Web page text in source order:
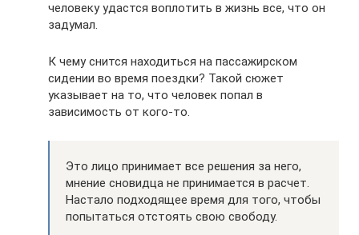
человеку удастся воплотить в жизнь все, что он
задумал.
К чему снится находиться на пассажирском
сидении во время поездки? Такой сюжет
указывает на то, что человек попал в
зависимость от кого-то.
Это лицо принимает все решения за него,
мнение сновидца не принимается в расчет.
Настало подходящее время для того, чтобы
попытаться отстоять свою свободу.